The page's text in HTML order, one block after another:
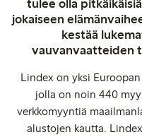
tulee olla
jokaiseen
kestää
vauvanvaatteiden
Lindex on yksi
jolla on noin 440
verkkomyyntiä
alustojen kautta.